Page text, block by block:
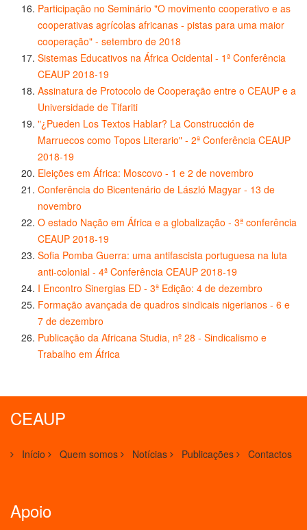
Participação no Seminário "O movimento cooperativo e as
cooperativas agrícolas africanas - pistas para uma maior
cooperação" - setembro de 2018
Sistemas Educativos na África Ocidental - 1ª Conferência
CEAUP 2018-19
Assinatura de Protocolo de Cooperação entre o CEAUP e a
Universidade de Tifariti
"¿Pueden Los Textos Hablar? La Construcción de
Marruecos como Topos Literario" - 2ª Conferência CEAUP
2018-19
Eleições em África: Moscovo - 1 e 2 de novembro
Conferência do Bicentenário de László Magyar - 13 de
novembro
O estado Nação em África e a globalização - 3ª conferência
CEAUP 2018-19
Sofia Pomba Guerra: uma antifascista portuguesa na luta
anti-colonial - 4ª Conferência CEAUP 2018-19
I Encontro Sinergias ED - 3ª Edição: 4 de dezembro
Formação avançada de quadros sindicais nigerianos - 6 e
7 de dezembro
Publicação da Africana Studia, nº 28 - Sindicalismo e
Trabalho em África
CEAUP
Início Quem somos Notícias Publicações Contactos
Apoio